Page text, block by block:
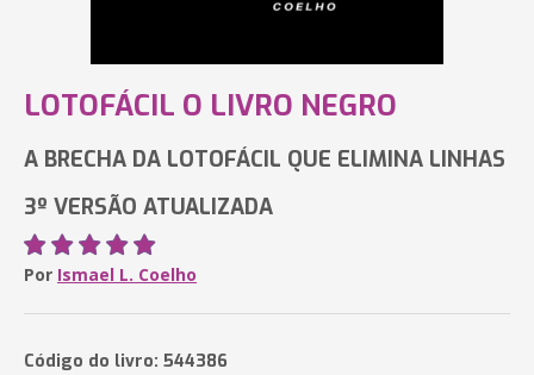
LOTOFÁCIL O LIVRO NEGRO
A BRECHA DA LOTOFÁCIL QUE ELIMINA LINHAS
3º VERSÃO ATUALIZADA
Por Ismael L. Coelho
Código do livro: 544386